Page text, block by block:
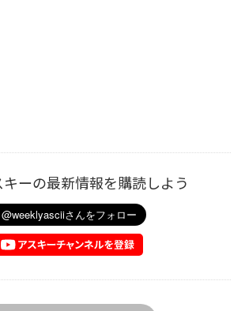
ーの最新情報を購読しよう